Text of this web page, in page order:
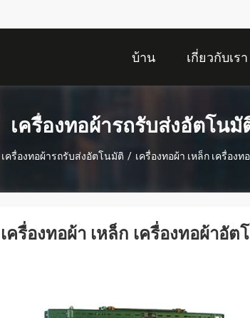
บ้าน เกี่ยวกับเรา
เครื่องทอผ้ารถรับส่งอัตโน
เครื่องทอผ้ารถรับส่งอัตโนมัติ / เครื่องทอผ้า เหล็ก เครื่อง
เครื่องทอผ้า เหล็ก เครื่องทอผ้าอั